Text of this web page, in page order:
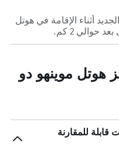
أثناء الإقامة في هوتل
2 كم.
هوتل موينهو دو
للمقارنة